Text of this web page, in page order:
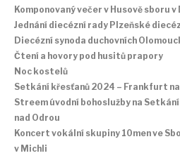
Komponovaný večer v Husově sboru
Jednání diecézní rady Plzeňské
Diecézní synoda duchovních
Čtení a hovory pod husitů prapory
Noc kostelů
Setkání křesťanů 2024 – Frankfurt
Streem úvodní bohoslužby na
nad Odrou
Koncert vokální skupiny 10men ve
v Michli